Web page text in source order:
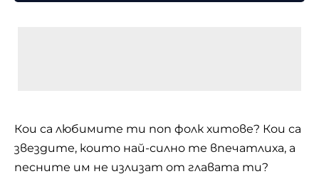
Кои са любимите ти поп фолк хитове? Кои са
звездите, които най-силно те впечатлиха, а
песните им не излизат от главата ти?